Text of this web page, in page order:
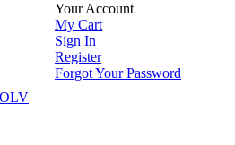
Your Account
My Cart
Sign In
Register
Forgot Your Password